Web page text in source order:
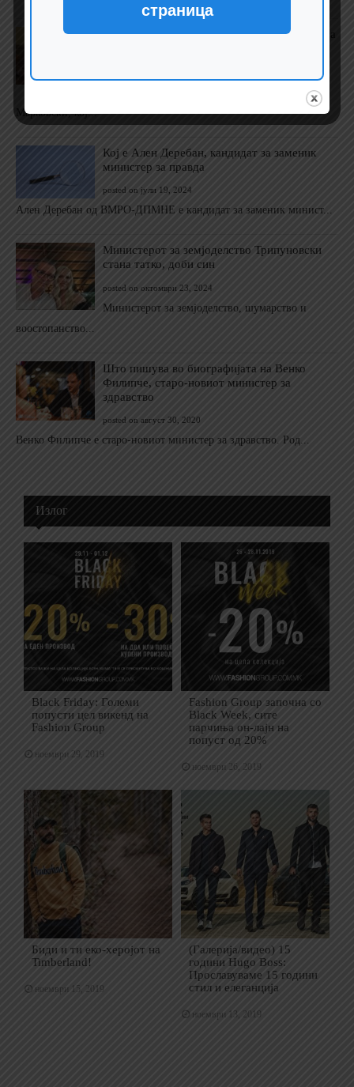
Кој е Вело Марковски, кој ќе се кандидира за
Иако е член на ВМРО-ДПМНЕ, докторот Вело
Марковски, кој...
Кој е Ален Деребан, кандидат за заменик
министер за правда
posted on јули 19, 2024
Ален Деребан од ВМРО-ДПМНЕ е кандидат за заменик минист...
Министерот за земјоделство Трипуновски
стана татко, доби син
posted on октомври 23, 2024
Министерот за земјоделство, шумарство и
воостопанство...
Што пишува во биографијата на Венко
Филипче, старо-новиот министер за
здравство
posted on август 30, 2020
Венко Филипче е старо-новиот министер за здравство. Род...
Излог
Black Friday: Големи
попусти цел викенд на
Fashion Group
ноември 29, 2019
Fashion Group започна со
Black Week, сите
парчиња он-лајн на
попуст од 20%
ноември 26, 2019
Биди и ти еко-херојот на
Timberland!
ноември 15, 2019
(Галерија/видео) 15
години Hugo Boss:
Прославуваме 15 години
стил и елеганција
ноември 13, 2019
страница